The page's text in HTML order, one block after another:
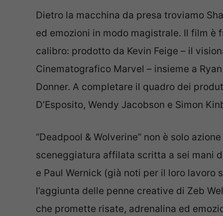
Dietro la macchina da presa troviamo
ed emozioni in modo magistrale. Il film
calibro: prodotto da Kevin Feige – il
Cinematografico Marvel – insieme a
Donner. A completare il quadro dei
D’Esposito, Wendy Jacobson e Simon
“Deadpool & Wolverine” non è solo
sceneggiatura affilata scritta a sei mani
e Paul Wernick (già noti per il loro
l’aggiunta delle penne creative di Zeb
che promette risate, adrenalina ed